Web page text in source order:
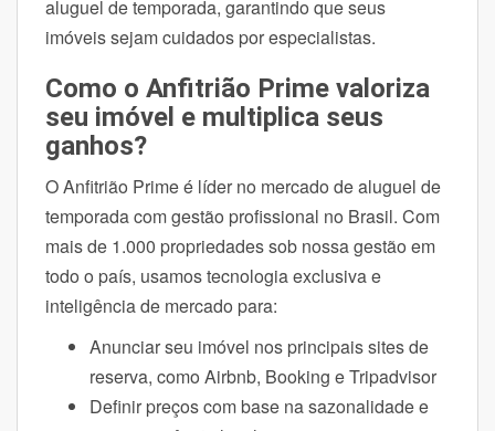
aluguel de temporada, garantindo que seus
imóveis sejam cuidados por especialistas.
Como o Anfitrião Prime valoriza
seu imóvel e multiplica seus
ganhos?
O Anfitrião Prime é líder no mercado de aluguel de
temporada com gestão profissional no Brasil. Com
mais de 1.000 propriedades sob nossa gestão em
todo o país, usamos tecnologia exclusiva e
inteligência de mercado para:
Anunciar seu imóvel nos principais sites de
reserva, como Airbnb, Booking e Tripadvisor
Definir preços com base na sazonalidade e